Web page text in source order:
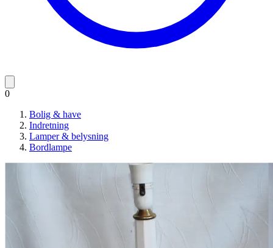
0
Bolig & have
Indretning
Lamper & belysning
Bordlampe